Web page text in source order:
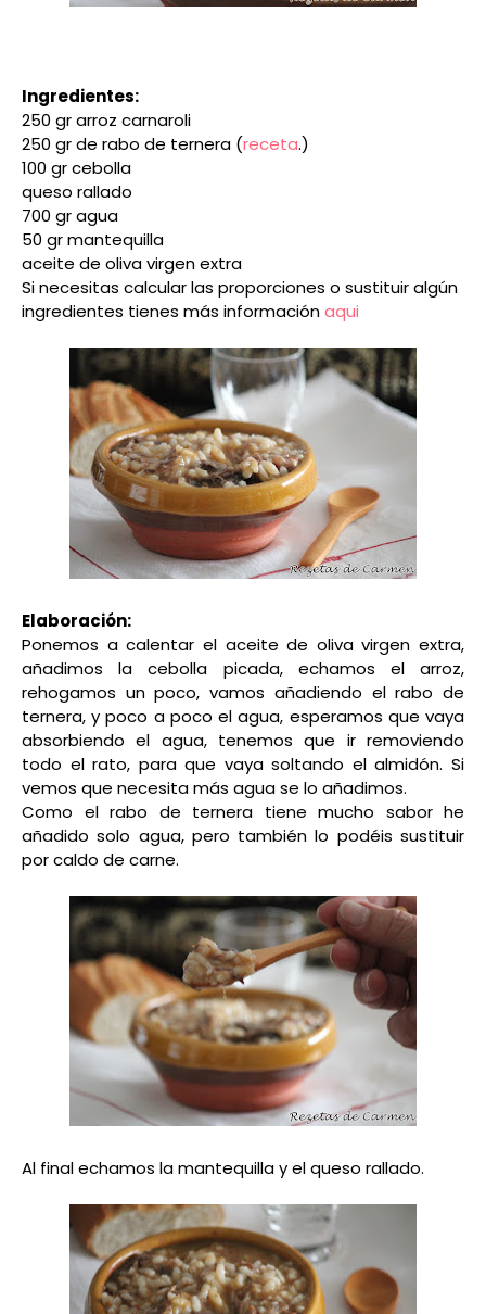
Ingredientes:
250 gr arroz carnaroli
250 gr de rabo de ternera (receta.)
100 gr cebolla
queso rallado
700 gr agua
50 gr mantequilla
aceite de oliva virgen extra
Si necesitas calcular las proporciones o sustituir algún
ingredientes tienes más informaciónaqui
Elaboración:
Ponemos a calentar el aceite de oliva virgen extra,
añadimos la cebolla picada, echamos el arroz,
rehogamos un poco, vamos añadiendo el rabo de
ternera, y poco a poco el agua, esperamos que vaya
absorbiendo el agua, tenemos que ir removiendo
todo el rato, para que vaya soltando el almidón. Si
vemos que necesita más agua se lo añadimos.
Como el rabo de ternera tiene mucho sabor he
añadido solo agua, pero también lo podéis sustituir
por caldo de carne.
Al final echamos la mantequilla y el queso rallado.